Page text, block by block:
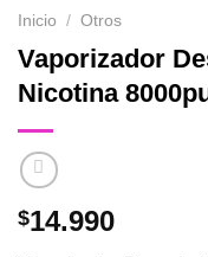
Inicio / Otros
Vaporizador
Nicotina
$14.990